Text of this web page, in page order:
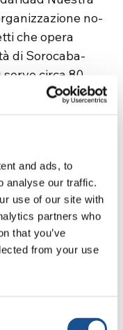
and ads, to
analyse our traffic.
use of our site with
partners who
that you’ve
from your use
no-
che opera
di Sorocaba-
circa 80
e i 14 anni, nel